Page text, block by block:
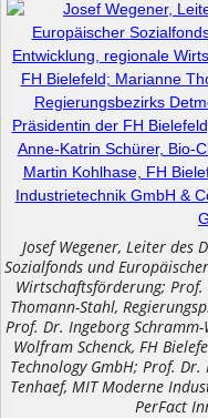
Josef Wegener, Leiter des
Sozialfonds und
Wirtschaftsförderung; Prof.
Thomann-Stahl,
Prof. Dr. Ingeborg
Wolfram Schenck, FH
Technology GmbH; Prof.
Tenhaef, MIT Moderne
PerFact